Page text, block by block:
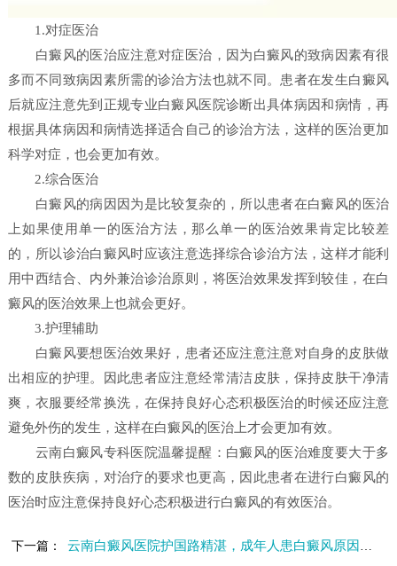
1.对症医治
白癜风的医治应注意对症医治，因为白癜风的致病因素有很
多而不同致病因素所需的诊治方法也就不同。患者在发生白癜风
后就应注意先到正规专业白癜风医院诊断出具体病因和病情，再
根据具体病因和病情选择适合自己的诊治方法，这样的医治更加
科学对症，也会更加有效。
2.综合医治
白癜风的病因因为是比较复杂的，所以患者在白癜风的医治
上如果使用单一的医治方法，那么单一的医治效果肯定比较差
的，所以诊治白癜风时应该注意选择综合诊治方法，这样才能利
用中西结合、内外兼治诊治原则，将医治效果发挥到较佳，在白
癜风的医治效果上也就会更好。
3.护理辅助
白癜风要想医治效果好，患者还应注意注意对自身的皮肤做
出相应的护理。因此患者应注意经常清洁皮肤，保持皮肤干净清
爽，衣服要经常换洗，在保持良好心态积极医治的时候还应注意
避免外伤的发生，这样在白癜风的医治上才会更加有效。
云南白癜风专科医院温馨提醒：白癜风的医治难度要大于多
数的皮肤疾病，对治疗的要求也更高，因此患者在进行白癜风的
医治时应注意保持良好心态积极进行白癜风的有效医治。
下一篇： 云南白癜风医院护国路精湛，成年人患白癜风原因有哪些？